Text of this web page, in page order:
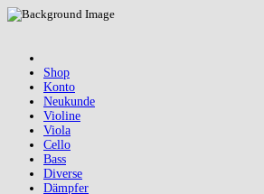
Shop
Konto
Neukunde
Violine
Viola
Cello
Bass
Diverse
Dämpfer